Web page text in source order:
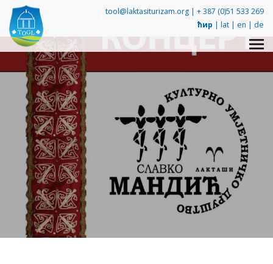
tool@laktasiturizam.org | + 387 (0)51 533 269
ћир | lat | en | de